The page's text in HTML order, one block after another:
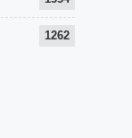
1262